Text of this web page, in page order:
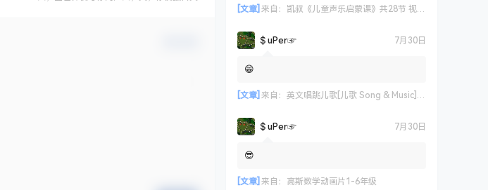
[文章] 来自： 凯叔《儿童声乐启蒙课》共28节 视频课程
＄uΡer☞ 7月30日
😁
[文章] 来自： 英文唱跳儿歌[儿歌 Song & Music] 艾米咕噜
＄uΡer☞ 7月30日
😎
[文章] 来自： 高斯数学动画片1-6年级